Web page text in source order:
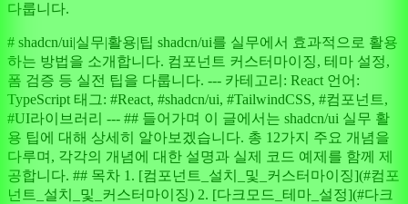
다룹니다.
# shadcn/ui|실무|활용|팁 shadcn/ui를 실무에서 효과적으로 활용
하는 방법을 소개합니다. 컴포넌트 커스터마이징, 테마 설정,
폼 검증 등 실전 팁을 다룹니다. --- 카테고리: React 언어:
TypeScript 태그: #React, #shadcn/ui, #TailwindCSS, #컴포넌트,
#UI라이브러리 --- ## 들어가며 이 글에서는 shadcn/ui 실무 활
용 팁에 대해 상세히 알아보겠습니다. 총 12가지 주요 개념을
다루며, 각각의 개념에 대한 설명과 실제 코드 예제를 함께 제
공합니다. ## 목차 1. [컴포넌트_설치_및_커스터마이징](#컴포
넌트_설치_및_커스터마이징) 2. [다크모드_테마_설정](#다크